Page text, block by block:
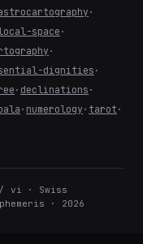
·
space ·
·
dignities·
· declinations ·
· numerology · tarot ·
vi · Swiss
· 2026